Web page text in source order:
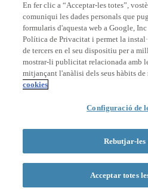
Membre de
Acreditacions
© 2026 La Salle Campus Barcelona
Formulari de cerca
En fer clic a “Acceptar-les totes”,
comuniqui les dades personals que
formularis d'aquesta web a Google,
Política de Privacitat i permet la
de tercers en el seu dispositiu per a
mostrar-li publicitat relacionada amb
mitjançant l'anàlisi dels seus hàbits de
cookies
Configuració de
Rebutjar-les
Acceptar totes